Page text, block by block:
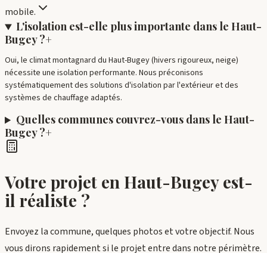
mobile.
L'isolation est-elle plus importante dans le Haut-
Bugey ?+
Oui, le climat montagnard du Haut-Bugey (hivers rigoureux, neige)
nécessite une isolation performante. Nous préconisons
systématiquement des solutions d'isolation par l'extérieur et des
systèmes de chauffage adaptés.
Quelles communes couvrez-vous dans le Haut-
Bugey ?+
Votre projet en Haut-Bugeyest-
il réaliste ?
Envoyez la commune, quelques photos et votre objectif. Nous
vous dirons rapidement si le projet entre dans notre périmètre.